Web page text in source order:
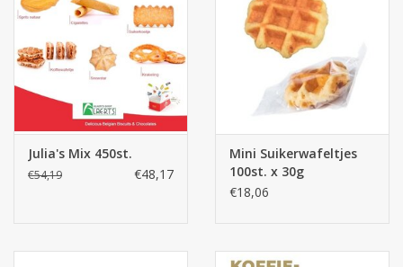
Julia's Mix 450st.
€54,19 €48,17
Mini Suikerwafeltjes
100st. x 30g
€18,06